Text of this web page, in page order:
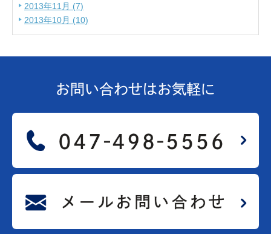
2013年11月 (7)
2013年10月 (10)
お問い合わせはお気軽に